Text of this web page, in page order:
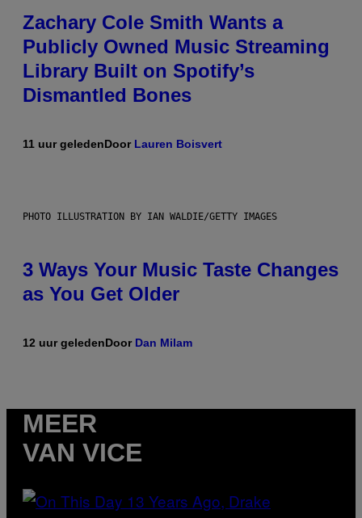
Zachary Cole Smith Wants a
Publicly Owned Music Streaming
Library Built on Spotify’s
Dismantled Bones
11 uur geledenDoor Lauren Boisvert
PHOTO ILLUSTRATION BY IAN WALDIE/GETTY IMAGES
3 Ways Your Music Taste Changes
as You Get Older
12 uur geledenDoor Dan Milam
MEER
VAN VICE